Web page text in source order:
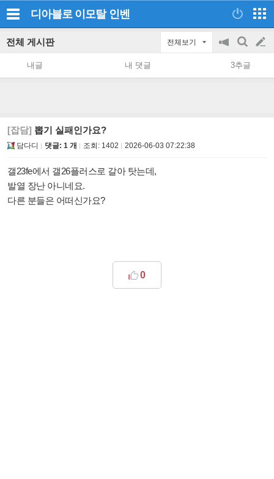
디아블로 이모탈 인벤
전체 게시판 전체보기
공
on/off
검
색
글
쓰
내글 내 댓글 3추글
[잡담] 뽑기 실패인가요?
담다디 댓글: 1 개 조회: 1402 2026-06-03 07:22:38
갤23fe에서 갤26플러스로 갈아 탓는데,
발열 장난 아니네요.
다른 분들은 어떠신가요?
0